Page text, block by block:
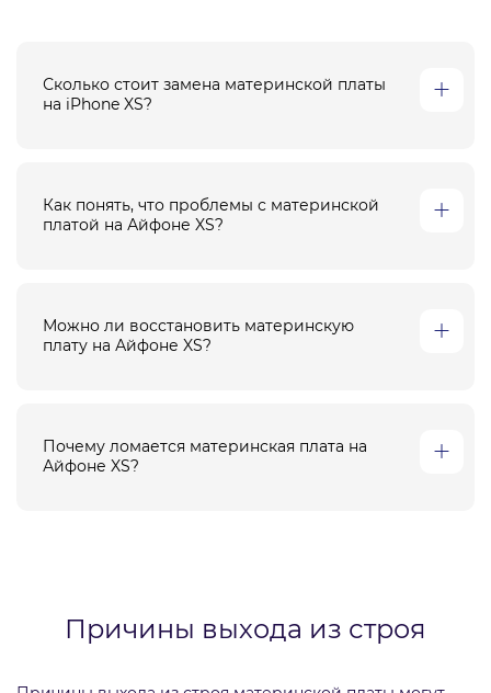
Сколько стоит замена материнской платы
на iPhone XS?
Как понять, что проблемы с материнской
платой на Айфоне XS?
Можно ли восстановить материнскую
плату на Айфоне XS?
Почему ломается материнская плата на
Айфоне XS?
Причины выхода из строя